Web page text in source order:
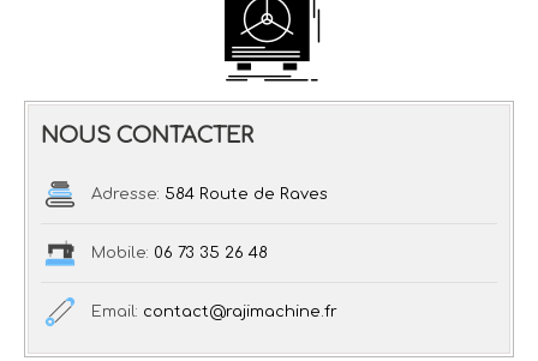
NOUS CONTACTER
Adresse: 584 Route de Raves
Mobile: 06 73 35 26 48
Email: contact@rajimachine.fr